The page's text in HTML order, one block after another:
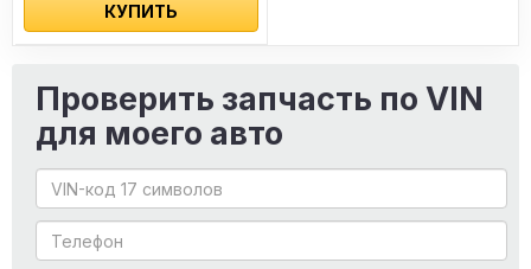
КУПИТЬ
Проверить запчасть по VIN
для моего авто